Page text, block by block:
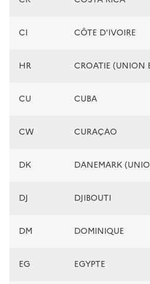
CI CÔTE D'IVOIRE
HR CROATIE (UNION
CU CUBA
CW CURAÇAO
DK DANEMARK
DJ DJIBOUTI
DM DOMINIQUE
EG EGYPTE